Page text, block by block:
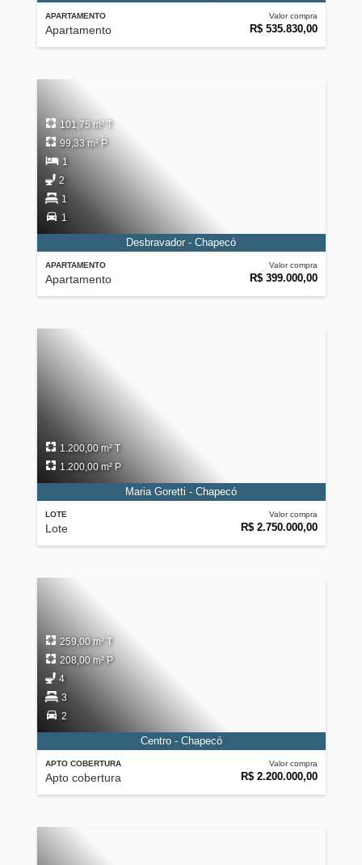
APARTAMENTO
Apartamento
Valor compra
R$ 535.830,00
APARTAMENTO
Apartamento
Valor compra
R$ 399.000,00
101,75 m² T
99,33 m² P
1
2
1
1
Desbravador - Chapecó
LOTE
Lote
Valor compra
R$ 2.750.000,00
1.200,00 m² T
1.200,00 m² P
Maria Goretti - Chapecó
APTO COBERTURA
Apto cobertura
Valor compra
R$ 2.200.000,00
259,00 m² T
208,00 m² P
4
3
2
Centro - Chapecó